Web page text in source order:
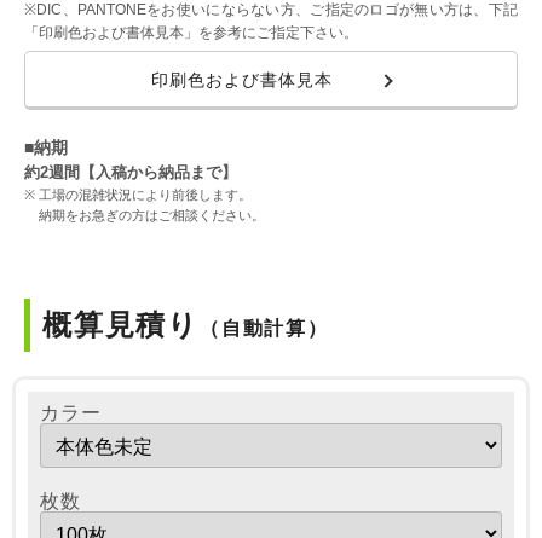
※DIC、PANTONEをお使いにならない方、ご指定のロゴが無い方は、下記
「印刷色および書体見本」を参考にご指定下さい。
印刷色および書体見本
■納期
約2週間【入稿から納品まで】
工場の混雑状況により前後します。
納期をお急ぎの方はご相談ください。
概算見積り （自動計算）
カラー
枚数